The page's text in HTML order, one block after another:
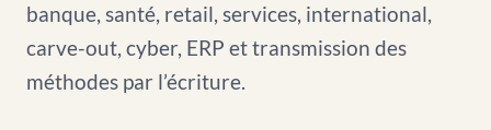
banque, santé, retail, services, international,
carve-out, cyber, ERP et transmission des
méthodes par l’écriture.